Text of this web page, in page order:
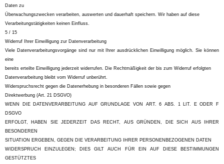
Daten zu
Überwachungszwecken verarbeiten, auswerten und dauerhaft speichern. Wir haben auf diese
Verarbeitungstätigkeiten keinen Einfluss.
5 / 15
Widerruf Ihrer Einwilligung zur Datenverarbeitung
Viele Datenverarbeitungsvorgänge sind nur mit Ihrer ausdrücklichen Einwilligung möglich. Sie können
eine
bereits erteilte Einwilligung jederzeit widerrufen. Die Rechtmäßigkeit der bis zum Widerruf erfolgten
Datenverarbeitung bleibt vom Widerruf unberührt.
Widerspruchsrecht gegen die Datenerhebung in besonderen Fällen sowie gegen
Direktwerbung (Art. 21 DSGVO)
WENN DIE DATENVERARBEITUNG AUF GRUNDLAGE VON ART. 6 ABS. 1 LIT. E ODER F
DSGVO
ERFOLGT, HABEN SIE JEDERZEIT DAS RECHT, AUS GRÜNDEN, DIE SICH AUS IHRER
BESONDEREN
SITUATION ERGEBEN, GEGEN DIE VERARBEITUNG IHRER PERSONENBEZOGENEN DATEN
WIDERSPRUCH EINZULEGEN; DIES GILT AUCH FÜR EIN AUF DIESE BESTIMMUNGEN
GESTÜTZTES